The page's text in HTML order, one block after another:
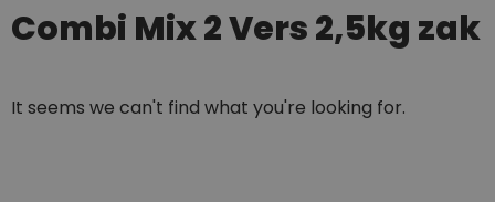
Combi Mix 2 Vers 2,5kg zak
It seems we can't find what you're looking for.